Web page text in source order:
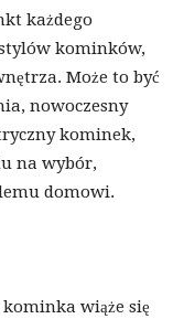
każdego
kominków,
Może to być
nowoczesny
kominek,
na wybór,
domowi.
wiąże się